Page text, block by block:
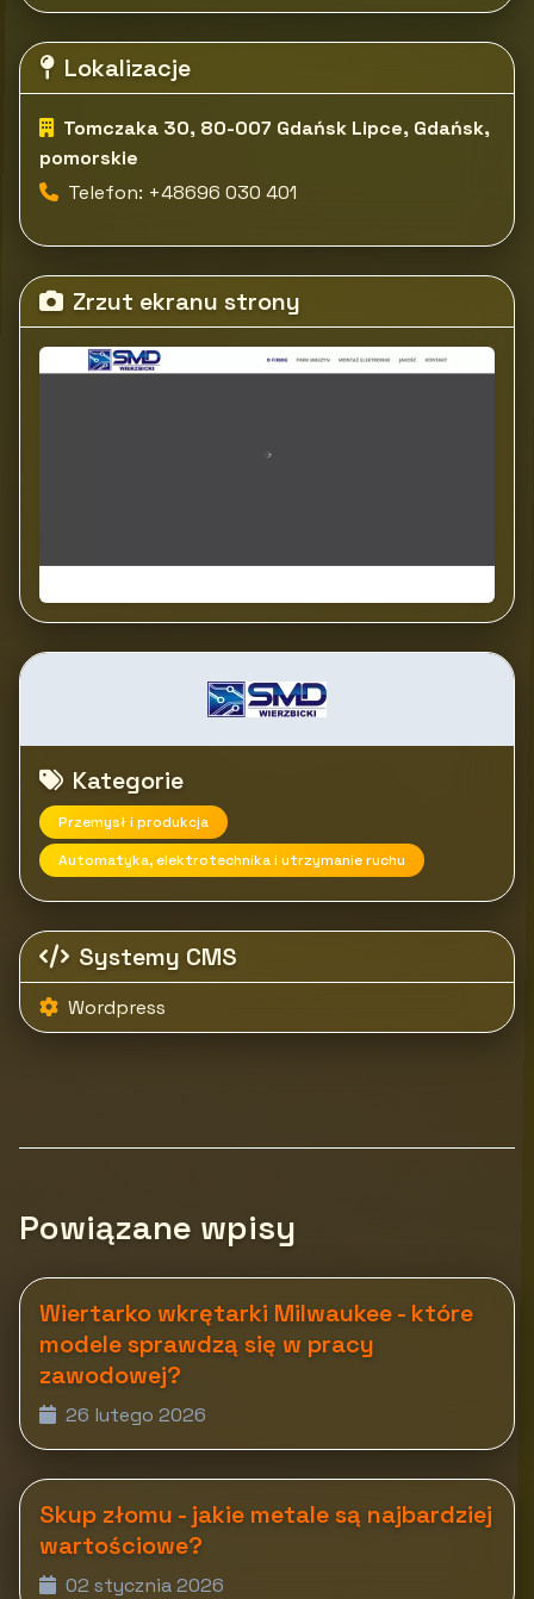
Lokalizacje
Tomczaka 30, 80-007 Gdańsk Lipce, Gdańsk,
pomorskie
Telefon: +48696 030 401
Zrzut ekranu strony
Kategorie
Przemysł i produkcja
Automatyka, elektrotechnika i utrzymanie ruchu
Systemy CMS
Wordpress
Powiązane wpisy
Wiertarko wkrętarki Milwaukee - które
modele sprawdzą się w pracy
zawodowej?
26 lutego 2026
Skup złomu - jakie metale są najbardziej
wartościowe?
02 stycznia 2026